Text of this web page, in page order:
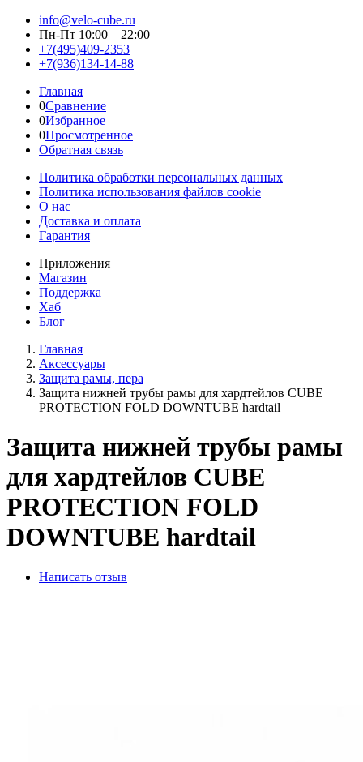
info@velo-cube.ru
Пн-Пт 10:00—22:00
+7(495)409-2353
+7(936)134-14-88
Главная
0Сравнение
0Избранное
0Просмотренное
Обратная связь
Политика обработки персональных данных
Политика использования файлов cookie
О нас
Доставка и оплата
Гарантия
Приложения
Магазин
Поддержка
Хаб
Блог
Главная
Аксессуары
Защита рамы, пера
Защита нижней трубы рамы для хардтейлов CUBE
PROTECTION FOLD DOWNTUBE hardtail
Защита нижней трубы рамы
для хардтейлов CUBE
PROTECTION FOLD
DOWNTUBE hardtail
Написать отзыв